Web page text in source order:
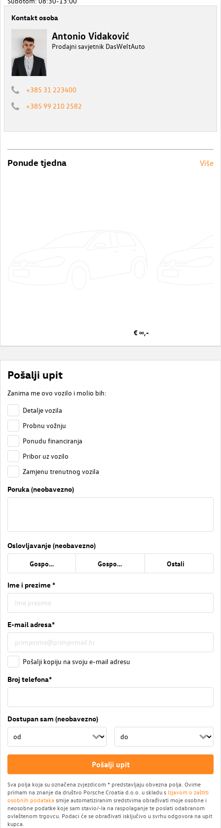
Kontakt osoba
Antonio Vidaković
Prodajni savjetnik DasWeltAuto
+385 31 223400
+385 99 210 2582
Ponude tjedna Više
€ ∞,-
Pošalji upit
Zanima me ovo vozilo i molio bih:
Detalje vozila
Probnu vožnju
Ponudu financiranja
Pribor uz vozilo
Zamjenu trenutnog vozila
Poruka (neobavezno)
Oslovljavanje (neobavezno)
Gospođa Gospodin Ostali
Ime i prezime *
E-mail adresa*
Pošalji kopiju na svoju e-mail adresu
Broj telefona*
Dostupan sam (neobavezno)
Pošalji upit
Sva polja koja su označena zvjezdicom * predstavljaju obvezna polja. Ovime
primam na znanje da društvo Porsche Croatia d.o.o. u skladu s Izjavom o zaštiti
osobnih podataka smije automatiziranim sredstvima obrađivati moje osobne i
neosobne podatke koje sam stavio/-la na raspolaganje te poslati odabranom
ovlaštenom trgovcu. Podaci će se obrađivati isključivo u svrhu odgovora na upit
kupca.